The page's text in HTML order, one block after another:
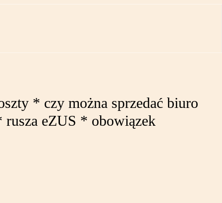
* czy można sprzedać biuro
rusza eZUS * obowiązek